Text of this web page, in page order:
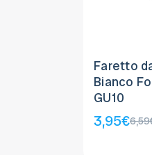
Faretto
Bianco
GU10
3,95€